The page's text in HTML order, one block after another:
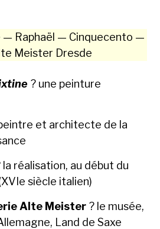
— Raphaël — Cinque­cen­to —
Meis­ter Dres­de
? une pein­ture
et archi­tecte de la
la réal­i­sa­tion, au début du
siè­cle ital­ien)
Alte Meis­ter ? le musée,
Land de Saxe